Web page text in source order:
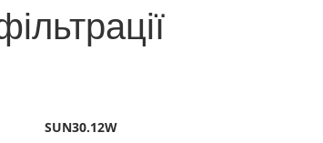
SUN30.12W